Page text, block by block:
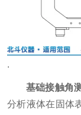
.
基础接触角
分析液体在固体